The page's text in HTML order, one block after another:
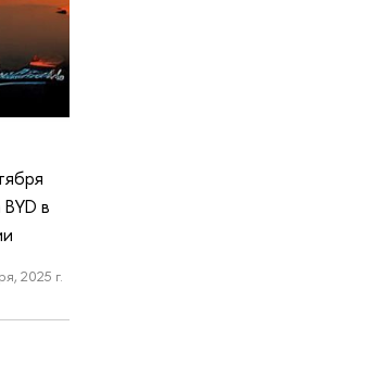
в
2025 г.